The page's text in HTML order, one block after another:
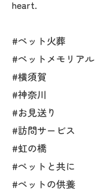
heart.
#ペット火葬
#ペットメモリアル
#横須賀
#神奈川
#お見送り
#訪問サービス
#虹の橋
#ペットと共に
#ペットの供養